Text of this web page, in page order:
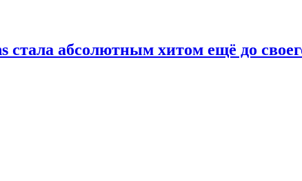
стала абсолютным хитом ещё до